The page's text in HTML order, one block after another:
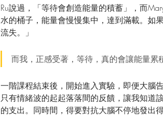
Ru說過，「等待會創造能量的積蓄」，而
水的桶子，能量會慢慢集中，達到滿載。如
流失。」
而我，正感受著，等待，真的會讓能量累
一階課程結束後，開始進入實驗，即便大腦
只有情緒波的起起落落間的反饋，讓我知道
的支出。同時間，得要對抗大腦不停地發出